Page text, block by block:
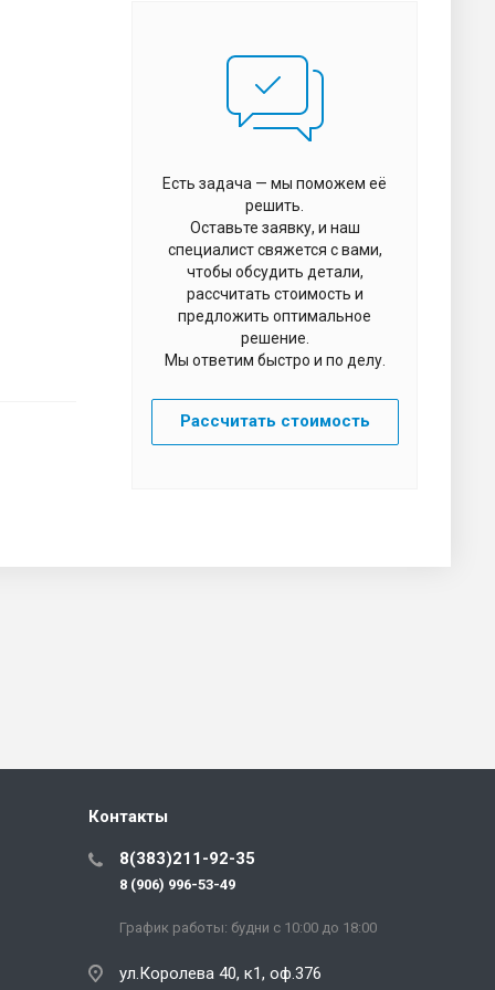
Есть задача — мы поможем её
решить.
Оставьте заявку, и наш
специалист свяжется с вами,
чтобы обсудить детали,
рассчитать стоимость и
предложить оптимальное
решение.
Мы ответим быстро и по делу.
Рассчитать стоимость
Контакты
8(383)211-92-35
8 (906) 996-53-49
График работы: будни с 10:00 до 18:00
ул.Королева 40, к1, оф.376